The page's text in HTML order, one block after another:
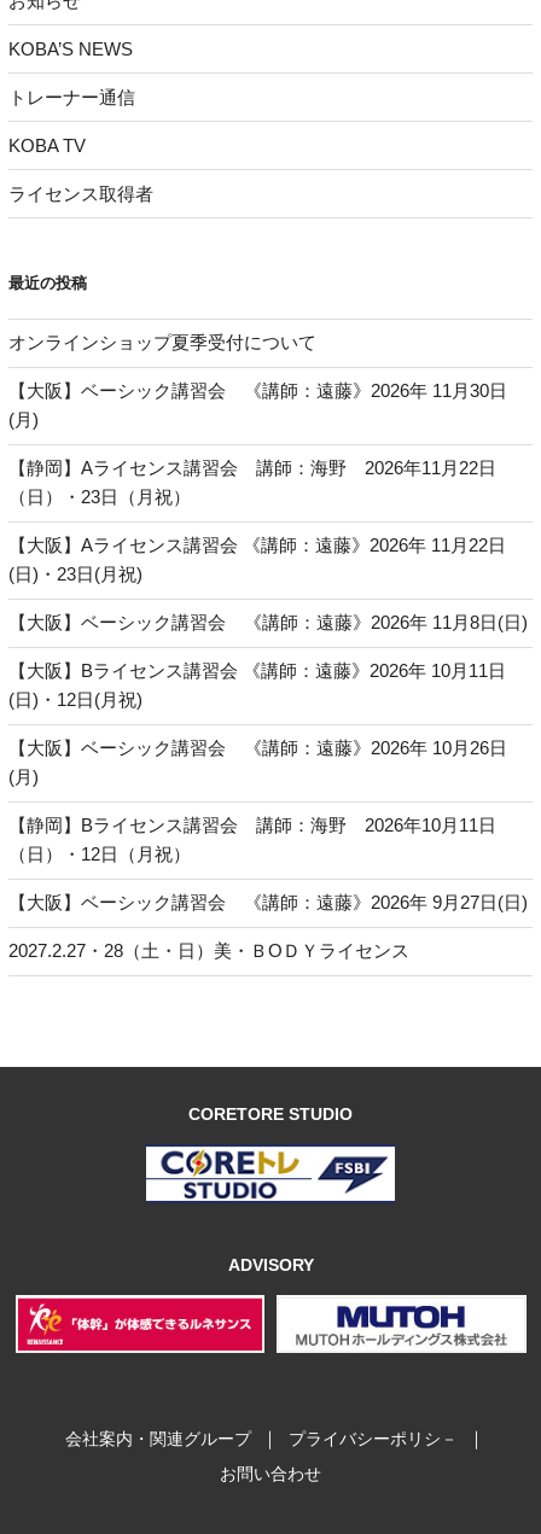
KOBA’S NEWS
トレーナー通信
KOBA TV
ライセンス取得者
最近の投稿
オンラインショップ夏季受付について
【大阪】ベーシック講習会 《講師：遠藤》2026年 11月30日
(月)
【静岡】Aライセンス講習会 講師：海野 2026年11月22日
（日）・23日（月祝）
【大阪】Aライセンス講習会 《講師：遠藤》2026年 11月22日
(日)・23日(月祝)
【大阪】ベーシック講習会 《講師：遠藤》2026年 11月8日(日)
【大阪】Bライセンス講習会 《講師：遠藤》2026年 10月11日
(日)・12日(月祝)
【大阪】ベーシック講習会 《講師：遠藤》2026年 10月26日
(月)
【静岡】Bライセンス講習会 講師：海野 2026年10月11日
（日）・12日（月祝）
【大阪】ベーシック講習会 《講師：遠藤》2026年 9月27日(日)
2027.2.27・28（土・日）美・ＢОＤＹライセンス
CORETORE STUDIO
ADVISORY
会社案内・関連グループ ｜ プライバシーポリシ－ ｜
お問い合わせ